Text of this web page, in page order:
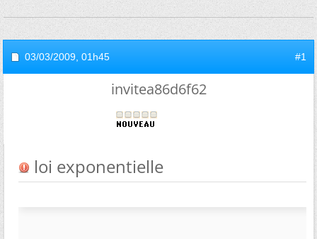
03/03/2009, 01h45 #1
invitea86d6f62
loi exponentielle